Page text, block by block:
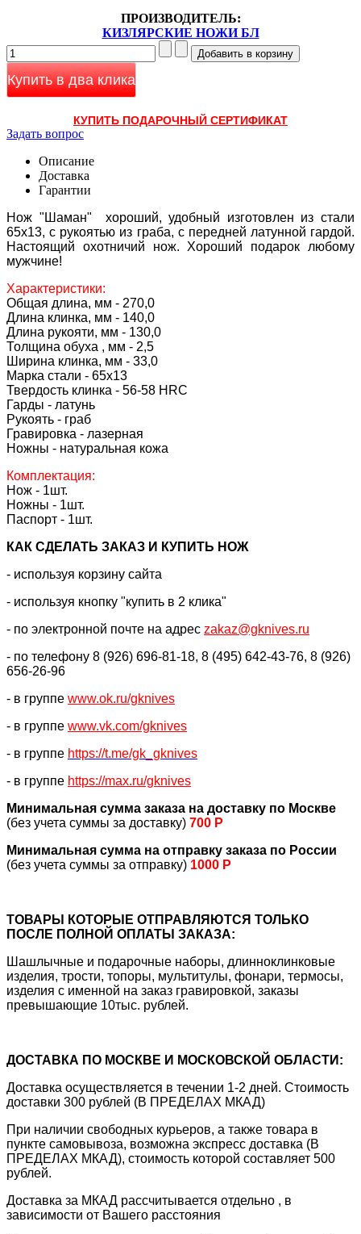
ПРОИЗВОДИТЕЛЬ:
КИЗЛЯРСКИЕ НОЖИ БЛ
Купить в два клика
КУПИТЬ ПОДАРОЧНЫЙ СЕРТИФИКАТ
Задать вопрос
Описание
Доставка
Гарантии
Нож "Шаман" хороший, удобный изготовлен из стали
65х13, с рукоятью из граба, с передней латунной гардой.
Настоящий охотничий нож. Хороший подарок любому
мужчине!
Характеристики:
Общая длина, мм - 270,0
Длина клинка, мм - 140,0
Длина рукояти, мм - 130,0
Толщина обуха , мм - 2,5
Ширина клинка, мм - 33,0
Марка стали - 65х13
Твердость клинка - 56-58 HRC
Гарды - латунь
Рукоять - граб
Гравировка - лазерная
Ножны - натуральная кожа
Комплектация:
Нож - 1шт.
Ножны - 1шт.
Паспорт - 1шт.
КАК CДЕЛАТЬ ЗАКАЗ И КУПИТЬ НОЖ
- используя корзину сайта
- используя кнопку "купить в 2 клика"
- по электронной почте на адрес zakaz@gknives.ru
- по телефону 8 (926) 696-81-18, 8 (495) 642-43-76, 8 (926)
656-26-96
- в группе www.ok.ru/gknives
- в группе www.vk.com/gknives
- в группе https://t.me/gk_gknives
- в группе https://max.ru/gknives
Минимальная сумма заказа на доставку по Москве
(без учета суммы за доставку) 700 Р
Минимальная сумма на отправку заказа по России
(без учета суммы за отправку) 1000 Р
ТОВАРЫ КОТОРЫЕ ОТПРАВЛЯЮТСЯ ТОЛЬКО
ПОСЛЕ ПОЛНОЙ ОПЛАТЫ ЗАКАЗА:
Шашлычные и подарочные наборы, длинноклинковые
изделия, трости, топоры, мультитулы, фонари, термосы,
изделия с именной на заказ гравировкой, заказы
превышающие 10тыс. рублей.
ДОСТАВКА ПО МОСКВЕ И МОСКОВСКОЙ ОБЛАСТИ:
Доставка осуществляется в течении 1-2 дней. Стоимость
доставки 300 рублей (В ПРЕДЕЛАХ МКАД)
При наличии свободных курьеров, а также товара в
пункте самовывоза, возможна экспресс доставка (В
ПРЕДЕЛАХ МКАД), стоимость которой составляет 500
рублей.
Доставка за МКАД рассчитывается отдельно , в
зависимости от Вашего расстояния